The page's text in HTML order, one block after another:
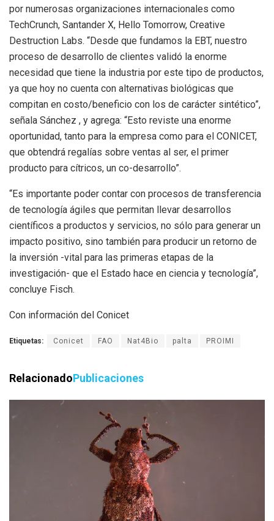
por numerosas organizaciones internacionales como
TechCrunch, Santander X, Hello Tomorrow, Creative
Destruction Labs. “Desde que fundamos la EBT, nuestro
proceso de desarrollo de clientes validó la enorme
necesidad que tiene la industria por este tipo de productos,
ya que hoy no cuenta con alternativas biológicas que
compitan en costo/beneficio con los de carácter sintético”,
señala Sánchez , y agrega: “Esto reviste una enorme
oportunidad, tanto para la empresa como para el CONICET,
que obtendrá regalías sobre ventas al ser, el primer
producto para cítricos, un co-desarrollo”.
“Es importante poder contar con procesos de transferencia
de tecnología ágiles que permitan llevar desarrollos
científicos a productos y servicios, no sólo para generar un
impacto positivo, sino también para producir un retorno de
la inversión -vital para las primeras etapas de la
investigación- que el Estado hace en ciencia y tecnología”,
concluye Fisch.
Con información del Conicet
Etiquetas: Conicet FAO Nat4Bio palta PROIMI
RelacionadoPublicaciones